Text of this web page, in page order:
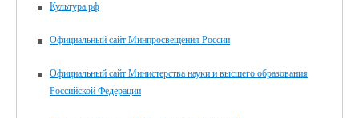
Культура.рф
Официальный сайт Минпросвещения России
Официальный сайт Министерства науки и высшего образования
Российской Федерации